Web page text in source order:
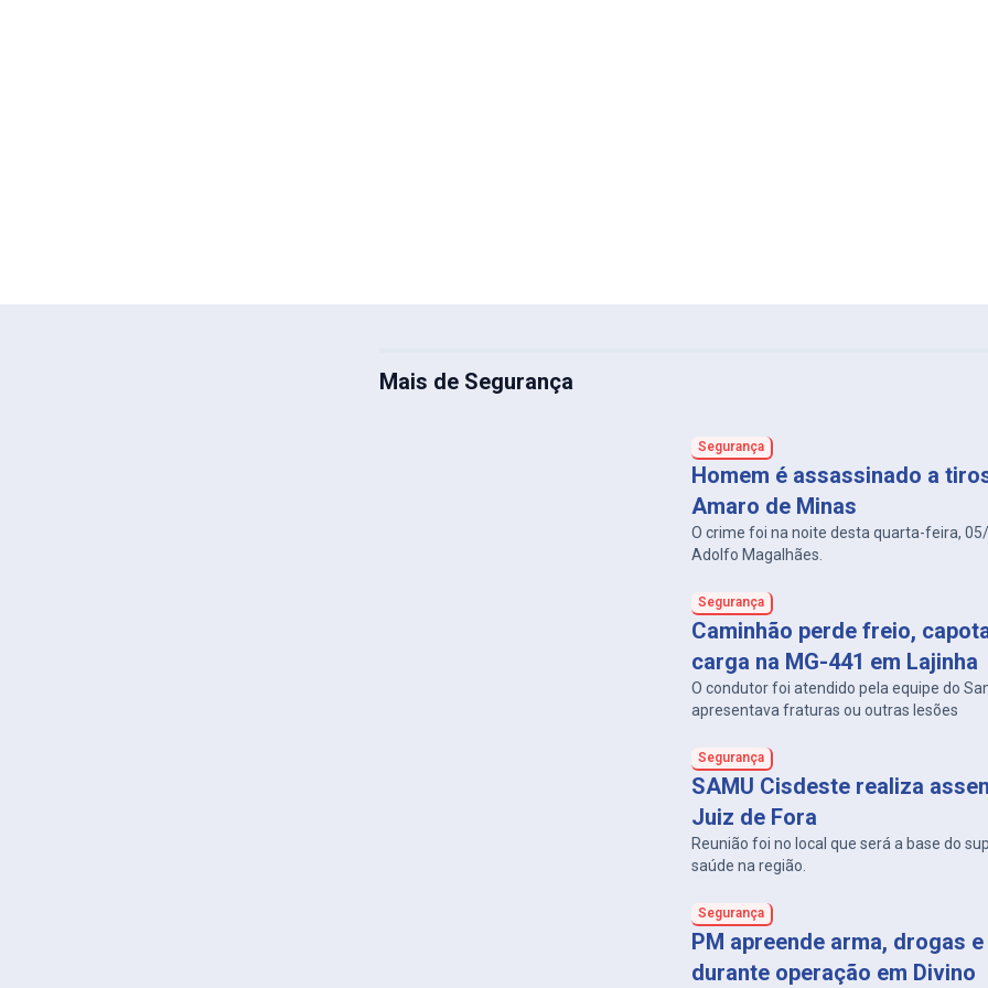
Mais de Segurança
Segurança
Homem é assassinado a
Amaro de Minas
O crime foi na noite desta quarta-feira,
Adolfo Magalhães.
Segurança
Caminhão perde freio,
carga na MG-441 em Lajinha
O condutor foi atendido pela equipe do
apresentava fraturas ou outras lesões
Segurança
SAMU Cisdeste realiza
Juiz de Fora
Reunião foi no local que será a base do
saúde na região.
Segurança
PM apreende arma, drogas
durante operação em Divino